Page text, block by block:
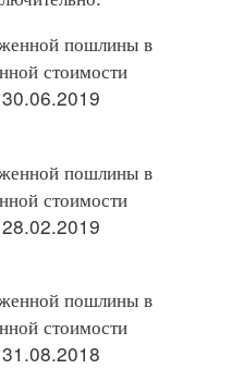
пошлины в
стоимости
30.06.2019
пошлины в
стоимости
28.02.2019
пошлины в
стоимости
31.08.2018